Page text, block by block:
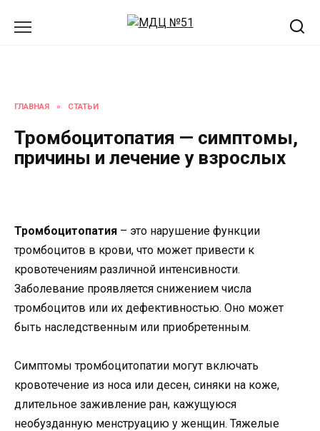
ГЛАВНАЯ » СТАТЬИ
Тромбоцитопатия — симптомы,
причины и лечение у взрослых
Тромбоцитопатия – это нарушение функции
тромбоцитов в крови, что может привести к
кровотечениям различной интенсивности.
Заболевание проявляется снижением числа
тромбоцитов или их дефективностью. Оно может
быть наследственным или приобретенным.
Симптомы тромбоцитопатии могут включать
кровотечение из носа или десен, синяки на коже,
длительное заживление ран, кажущуюся
необузданную менструацию у женщин. Тяжелые